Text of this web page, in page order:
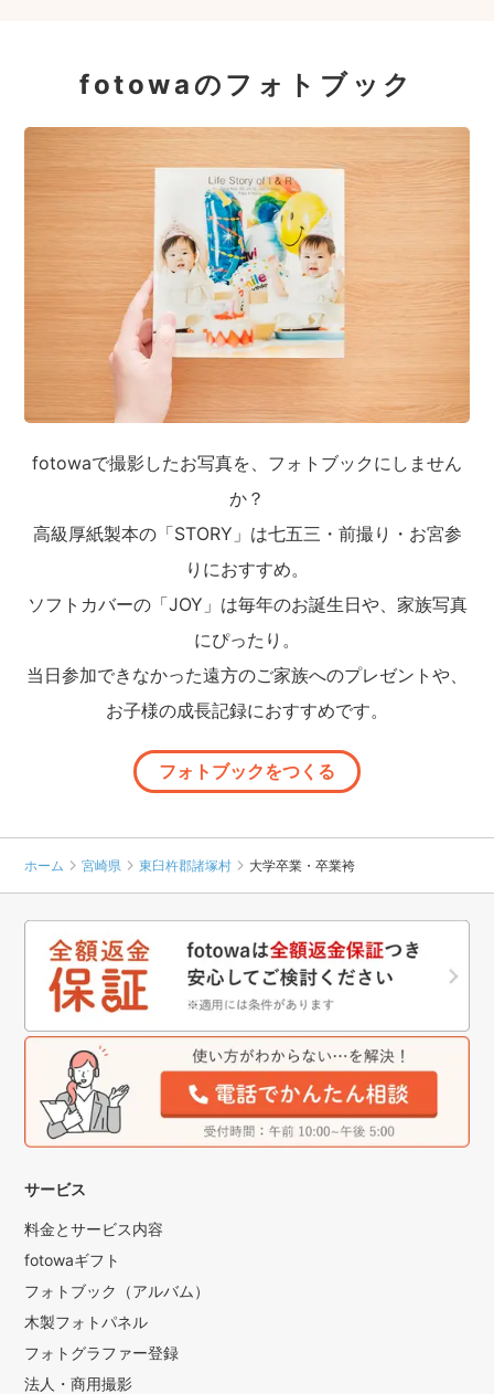
fotowaのフォトブック
fotowaで撮影したお写真を、フォトブックにしません
か？
高級厚紙製本の「STORY」は七五三・前撮り・お宮参
りにおすすめ。
ソフトカバーの「JOY」は毎年のお誕生日や、家族写真
にぴったり。
当日参加できなかった遠方のご家族へのプレゼントや、
お子様の成長記録におすすめです。
フォトブックをつくる
ホーム 宮崎県 東臼杵郡諸塚村 大学卒業・卒業袴
サービス
料金とサービス内容
fotowaギフト
フォトブック（アルバム）
木製フォトパネル
フォトグラファー登録
法人・商用撮影